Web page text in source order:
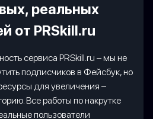
реальных
от PRSkill.ru
сервиса PRSkill.ru – мы не
подписчиков в Фейсбук, но
для увеличения –
Все работы по накрутке
пользователи